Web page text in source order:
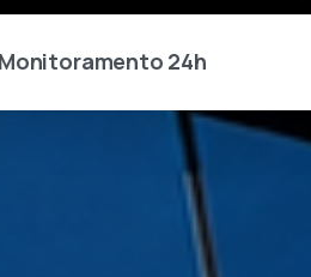
Monitoramento 24h